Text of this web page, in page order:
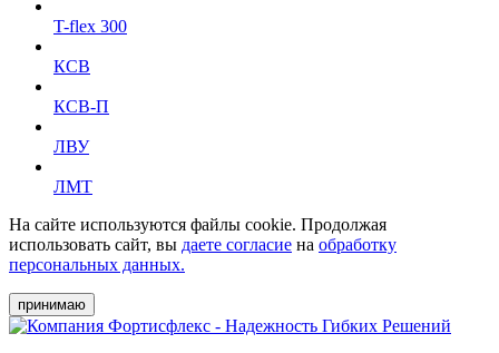
T-flex 300
КСВ
КСВ-П
ЛВУ
ЛМТ
На сайте используются файлы cookie. Продолжая
использовать сайт, вы даете согласие на обработку
персональных данных.
принимаю